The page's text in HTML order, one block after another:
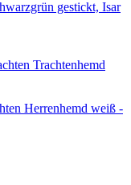
Trachtenhemd
Herrenhemd weiß -